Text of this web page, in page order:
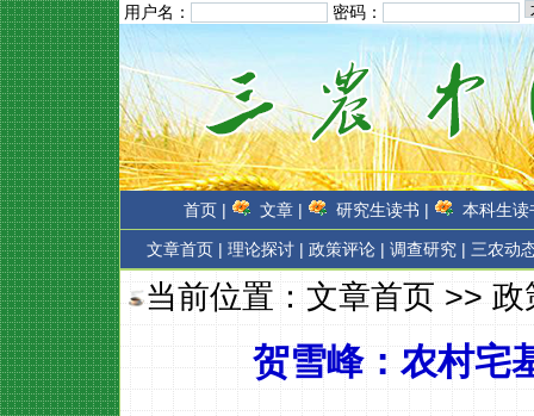
用户名： 密码：
首页 | 文章 | 研究生读书 | 本科生读
文章首页 | 理论探讨 | 政策评论 | 调查研究 | 三农动
当前位置：文章首页>>政
贺雪峰：农村宅